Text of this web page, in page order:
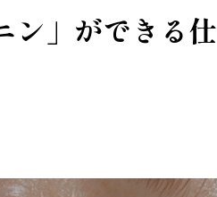
ン」ができる仕